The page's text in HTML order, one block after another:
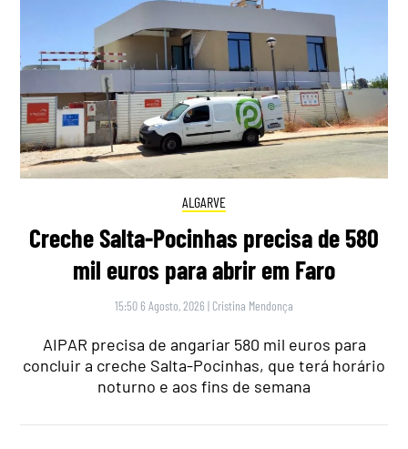
ALGARVE
Creche Salta-Pocinhas precisa de 580
mil euros para abrir em Faro
15:50 6 Agosto, 2026 | Cristina Mendonça
AIPAR precisa de angariar 580 mil euros para
concluir a creche Salta-Pocinhas, que terá horário
noturno e aos fins de semana